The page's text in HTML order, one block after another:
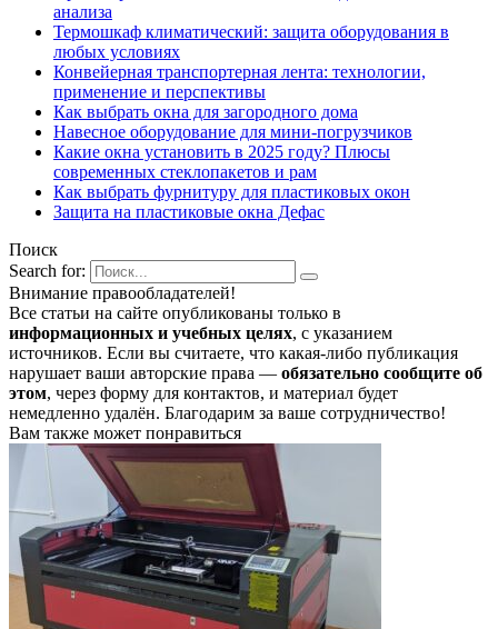
анализа
Термошкаф климатический: защита оборудования в
любых условиях
Конвейерная транспортерная лента: технологии,
применение и перспективы
Как выбрать окна для загородного дома
Навесное оборудование для мини-погрузчиков
Какие окна установить в 2025 году? Плюсы
современных стеклопакетов и рам
Как выбрать фурнитуру для пластиковых окон
Защита на пластиковые окна Дефас
Поиск
Search for:
Внимание правообладателей!
Все статьи на сайте опубликованы только в
информационных и учебных целях, с указанием
источников. Если вы считаете, что какая-либо публикация
нарушает ваши авторские права — обязательно сообщите об
этом, через форму для контактов, и материал будет
немедленно удалён. Благодарим за ваше сотрудничество!
Вам также может понравиться